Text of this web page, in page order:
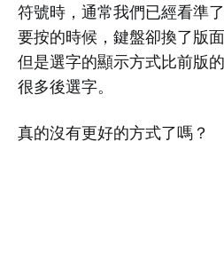
符號時，通常我們已經看準
要按的時候，鍵盤卻換了版
但是選字的顯示方式比前版
很多後選字。
真的沒有更好的方式了嗎？